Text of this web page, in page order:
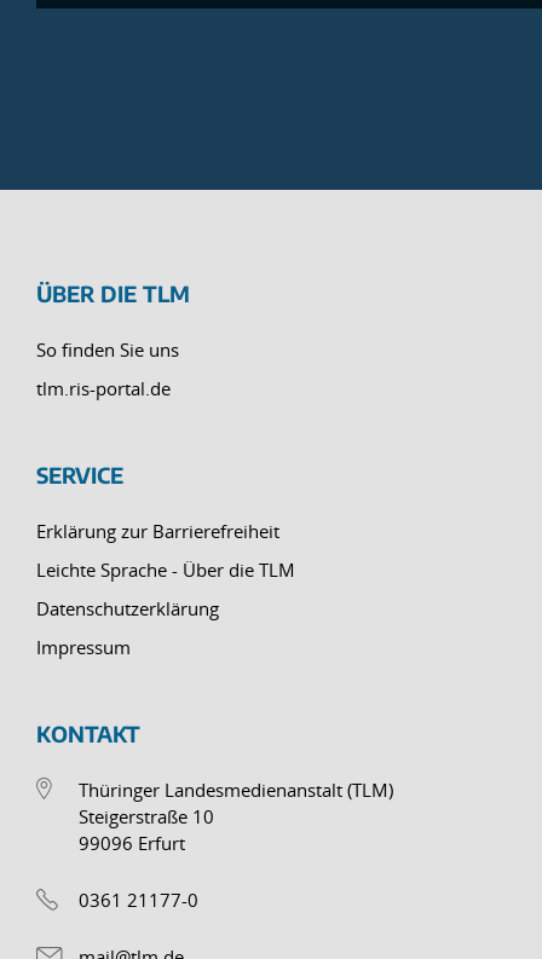
ÜBER DIE TLM
So finden Sie uns
tlm.ris-portal.de
SERVICE
Erklärung zur Barrierefreiheit
Leichte Sprache - Über die TLM
Datenschutzerklärung
Impressum
KONTAKT
Thüringer Landesmedienanstalt (TLM)
Steigerstraße 10
99096 Erfurt
0361 21177-0